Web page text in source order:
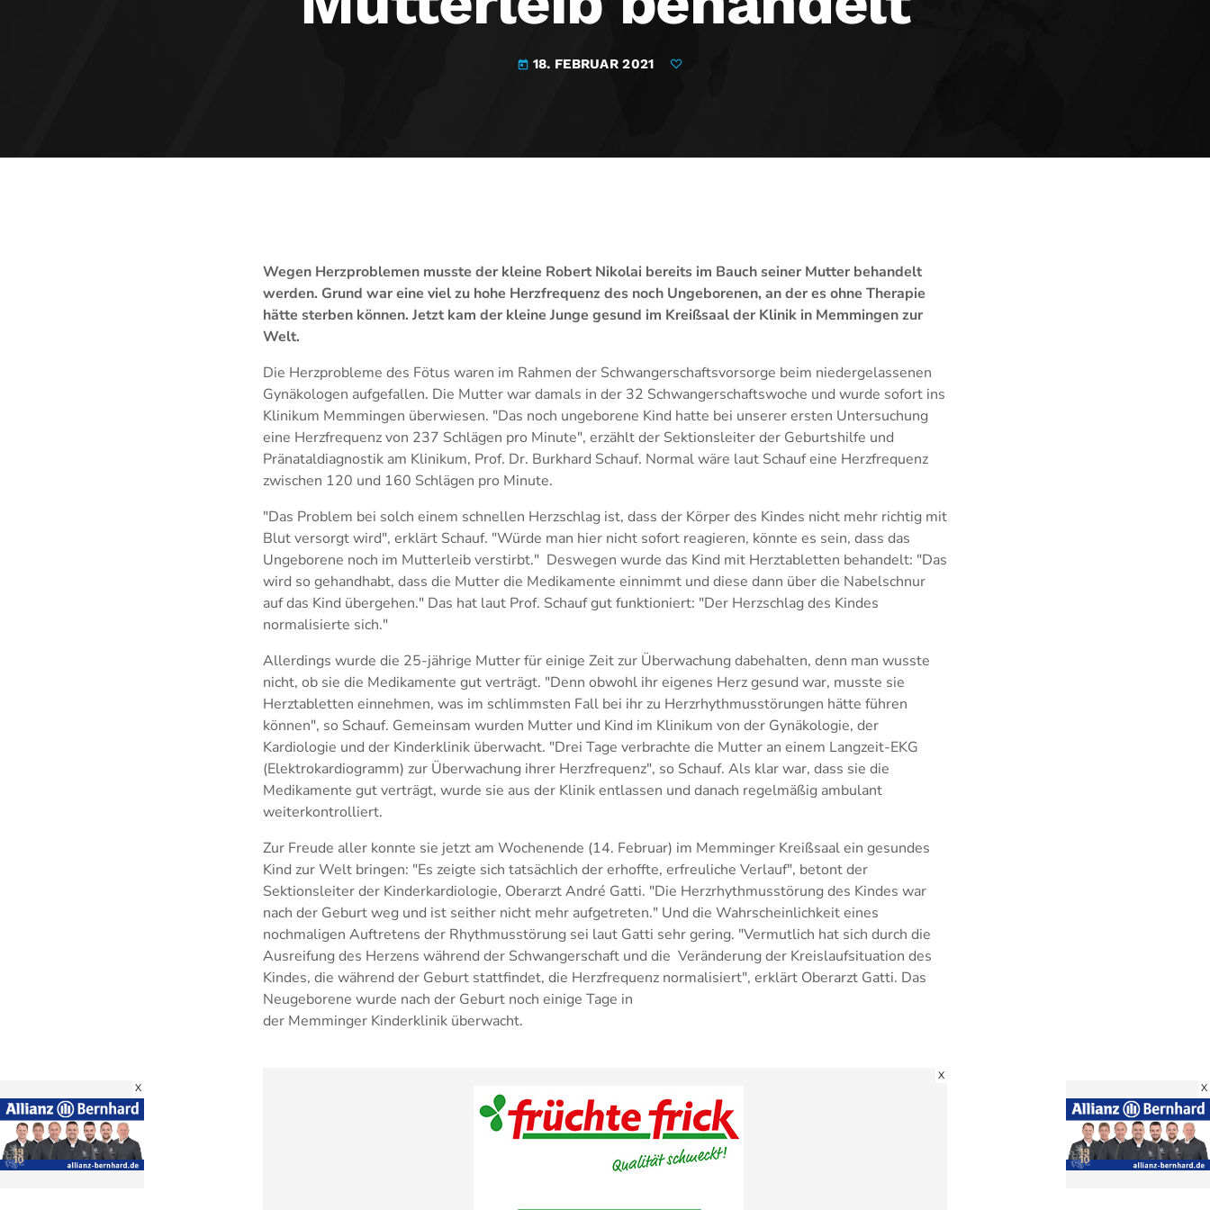
today 18. FEBRUAR 2021
Wegen Herzproblemen musste der kleine Robert Nikolai bereits im Bauch seiner Mutter behandelt
werden. Grund war eine viel zu hohe Herzfrequenz des noch Ungeborenen, an der es ohne Therapie
hätte sterben können. Jetzt kam der kleine Junge gesund im Kreißsaal der Klinik in Memmingen zur
Welt.
Die Herzprobleme des Fötus waren im Rahmen der Schwangerschaftsvorsorge beim niedergelassenen
Gynäkologen aufgefallen. Die Mutter war damals in der 32 Schwangerschaftswoche und wurde sofort ins
Klinikum Memmingen überwiesen. "Das noch ungeborene Kind hatte bei unserer ersten Untersuchung
eine Herzfrequenz von 237 Schlägen pro Minute", erzählt der Sektionsleiter der Geburtshilfe und
Pränataldiagnostik am Klinikum, Prof. Dr. Burkhard Schauf. Normal wäre laut Schauf eine Herzfrequenz
zwischen 120 und 160 Schlägen pro Minute.
"Das Problem bei solch einem schnellen Herzschlag ist, dass der Körper des Kindes nicht mehr richtig mit
Blut versorgt wird", erklärt Schauf. "Würde man hier nicht sofort reagieren, könnte es sein, dass das
Ungeborene noch im Mutterleib verstirbt." Deswegen wurde das Kind mit Herztabletten behandelt: "Das
wird so gehandhabt, dass die Mutter die Medikamente einnimmt und diese dann über die Nabelschnur
auf das Kind übergehen." Das hat laut Prof. Schauf gut funktioniert: "Der Herzschlag des Kindes
normalisierte sich."
Allerdings wurde die 25-jährige Mutter für einige Zeit zur Überwachung dabehalten, denn man wusste
nicht, ob sie die Medikamente gut verträgt. "Denn obwohl ihr eigenes Herz gesund war, musste sie
Herztabletten einnehmen, was im schlimmsten Fall bei ihr zu Herzrhythmusstörungen hätte führen
können", so Schauf. Gemeinsam wurden Mutter und Kind im Klinikum von der Gynäkologie, der
Kardiologie und der Kinderklinik überwacht. "Drei Tage verbrachte die Mutter an einem Langzeit-EKG
(Elektrokardiogramm) zur Überwachung ihrer Herzfrequenz", so Schauf. Als klar war, dass sie die
Medikamente gut verträgt, wurde sie aus der Klinik entlassen und danach regelmäßig ambulant
weiterkontrolliert.
Zur Freude aller konnte sie jetzt am Wochenende (14. Februar) im Memminger Kreißsaal ein gesundes
Kind zur Welt bringen: "Es zeigte sich tatsächlich der erhoffte, erfreuliche Verlauf", betont der
Sektionsleiter der Kinderkardiologie, Oberarzt André Gatti. "Die Herzrhythmusstörung des Kindes war
nach der Geburt weg und ist seither nicht mehr aufgetreten." Und die Wahrscheinlichkeit eines
nochmaligen Auftretens der Rhythmusstörung sei laut Gatti sehr gering. "Vermutlich hat sich durch die
Ausreifung des Herzens während der Schwangerschaft und die Veränderung der Kreislaufsituation des
Kindes, die während der Geburt stattfindet, die Herzfrequenz normalisiert", erklärt Oberarzt Gatti. Das
Neugeborene wurde nach der Geburt noch einige Tage in
der Memminger Kinderklinik überwacht.
X
X X